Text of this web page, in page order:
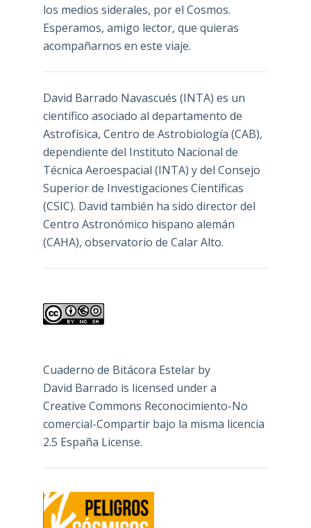
los medios siderales, por el Cosmos.
Esperamos, amigo lector, que quieras
acompañarnos en este viaje.
David Barrado Navascués (INTA) es un
científico asociado al departamento de
Astrofísica, Centro de Astrobiología (CAB),
dependiente del Instituto Nacional de
Técnica Aeroespacial (INTA) y del Consejo
Superior de Investigaciones Científicas
(CSIC). David también ha sido director del
Centro Astronómico hispano alemán
(CAHA), observatorio de Calar Alto.
Cuaderno de Bitácora Estelarby
David Barrado is licensed under a
Creative Commons Reconocimiento-No
comercial-Compartir bajo la misma licencia
2.5 España License.